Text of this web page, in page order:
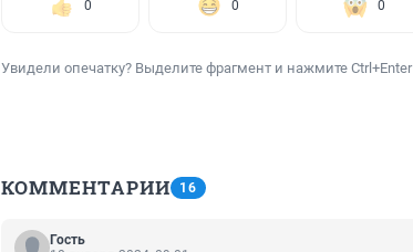
0 0 0
Увидели опечатку? Выделите фрагмент и нажмите Ctrl+Enter
КОММЕНТАРИИ 16
Гость